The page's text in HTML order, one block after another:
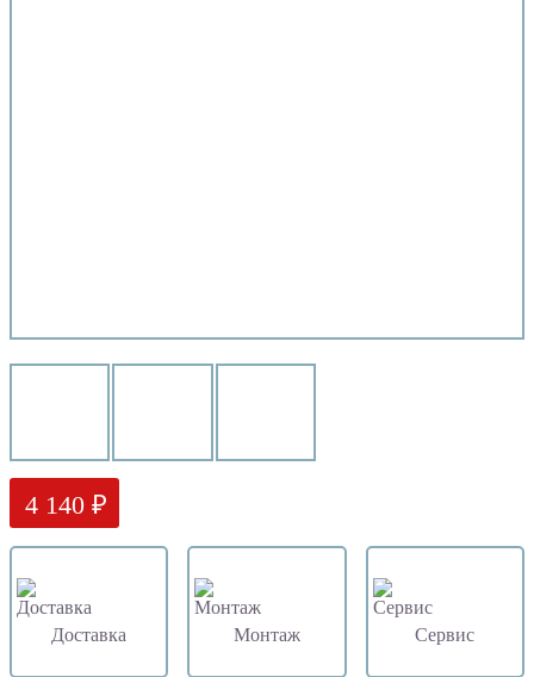
4 140 ₽
Доставка Монтаж Сервис